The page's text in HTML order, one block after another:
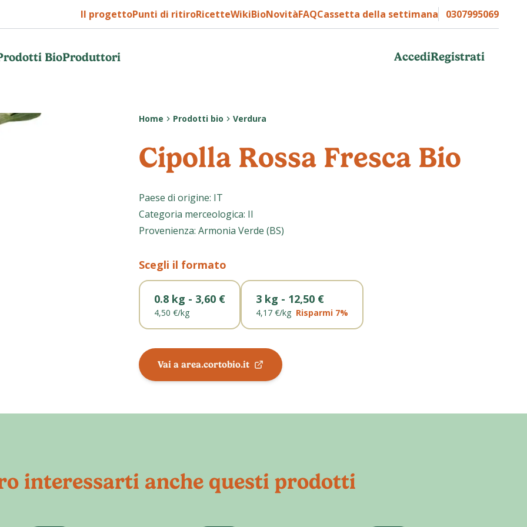
BioProduttori
Il progettoPunti di ritiroRicetteWikiBioNovitàFAQCassetta della settimana 0307995069
AccediRegistrati
Home Prodotti bio Verdura
Cipolla Rossa Fresca Bio
Paese di origine: IT
Categoria merceologica: II
Provenienza: Armonia Verde (BS)
Scegli il formato
0.8 kg - 3,60 €
4,50 €/kg
3 kg - 12,50 €
4,17 €/kg Risparmi 7%
Vai a area.cortobio.it
interessarti anche questi prodotti